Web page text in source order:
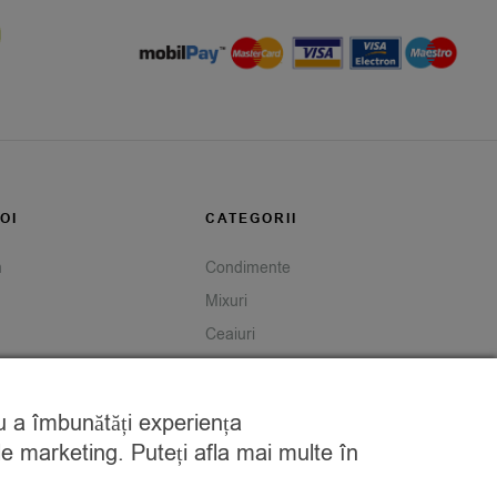
CATEGORII
Condimente
Mixuri
Ceaiuri
a îmbunătăți experiența
marketing. Puteți afla mai multe în